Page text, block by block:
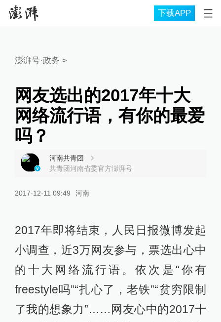
下载APP
澎湃号·政务 >
网友选出的2017年十大
网络流行语，有你的最爱
吗？
河南共青团
共青团河南省委官方澎湃号
2017-12-11 09:49 河南
2017年即将结束，人民日报微博发起
小调查，近3万网友参与，票选出心中
的十大网络流行语。依次是“你有
freestyle吗”“扎心了，老铁”“贫穷限制
了我的想象力”……网友心中的2017十